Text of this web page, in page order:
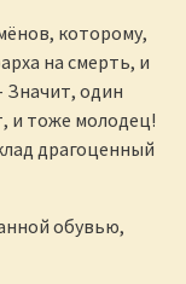
которому,
на смерть, и
Значит, один
и тоже молодец!
драгоценный
обувью,